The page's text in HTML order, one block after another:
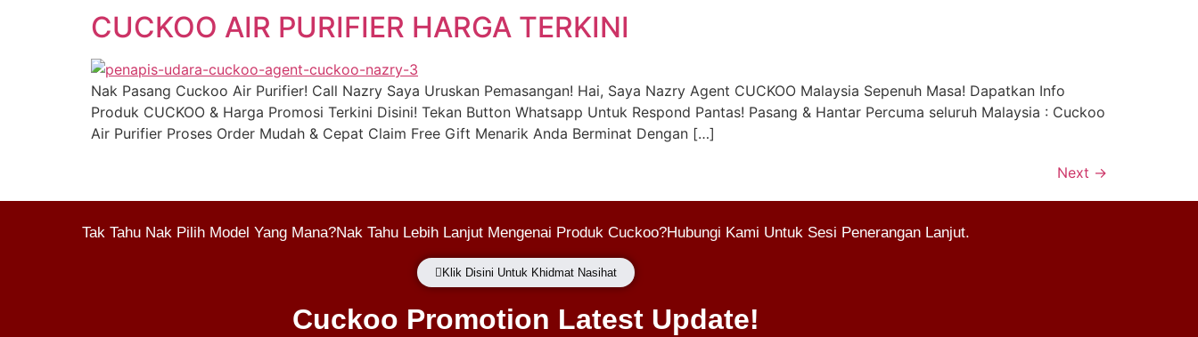
CUCKOO AIR PURIFIER HARGA TERKINI
Nak Pasang Cuckoo Air Purifier! Call Nazry Saya Uruskan Pemasangan! Hai, Saya Nazry Agent CUCKOO Malaysia Sepenuh Masa! Dapatkan Info
Produk CUCKOO & Harga Promosi Terkini Disini! Tekan Button Whatsapp Untuk Respond Pantas! Pasang & Hantar Percuma seluruh Malaysia : Cuckoo
Air Purifier Proses Order Mudah & Cepat Claim Free Gift Menarik Anda Berminat Dengan […]
Next →
Tak Tahu Nak Pilih Model Yang Mana?Nak Tahu Lebih Lanjut Mengenai Produk Cuckoo?Hubungi Kami Untuk Sesi Penerangan Lanjut.
Klik Disini Untuk Khidmat Nasihat
Cuckoo Promotion Latest Update!